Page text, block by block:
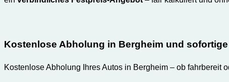
Kostenlose Abholung in Bergheim und
Kostenlose Abholung Ihres Autos in Bergheim – ob fahrbereit